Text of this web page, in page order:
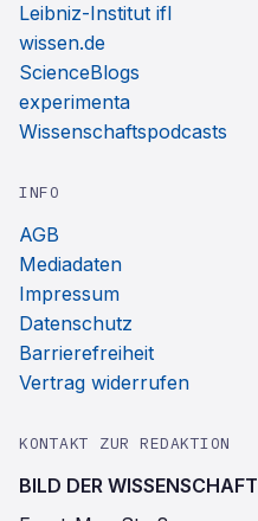
Leibniz-Institut ifl
wissen.de
ScienceBlogs
experimenta
Wissenschaftspodcasts
INFO
AGB
Mediadaten
Impressum
Datenschutz
Barrierefreiheit
Vertrag widerrufen
KONTAKT ZUR REDAKTION
BILD DER WISSENSCHAFT